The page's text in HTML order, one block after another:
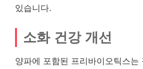
있습니다.
소화 건강 개선
양파에 포함된 프리바이오틱스는